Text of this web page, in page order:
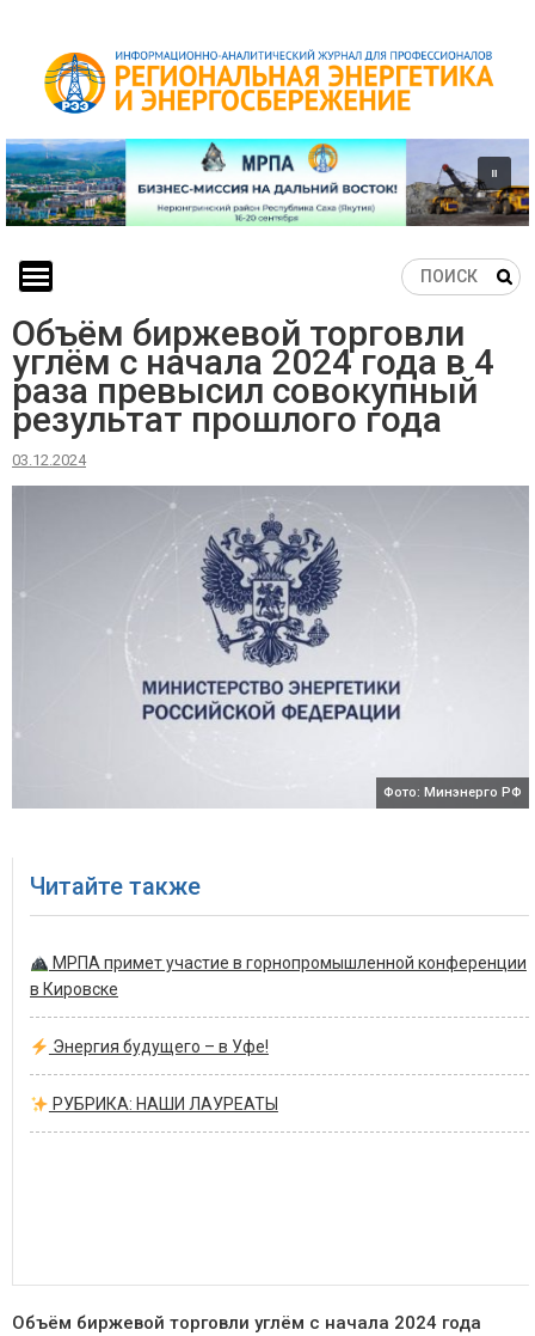
content
Объём биржевой торговли
углём с начала 2024 года в 4
раза превысил совокупный
результат прошлого года
03.12.2024
Фото: Минэнерго РФ
Читайте также
МРПА примет участие в горнопромышленной конференции
в Кировске
Энергия будущего – в Уфе!
РУБРИКА: НАШИ ЛАУРЕАТЫ
Объём биржевой торговли углём с начала 2024 года